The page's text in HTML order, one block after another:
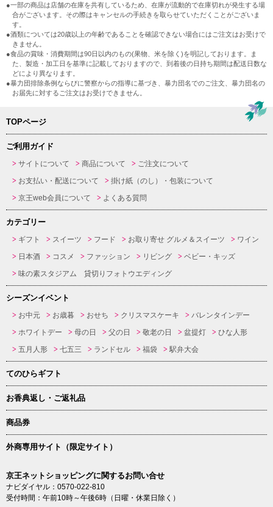
●一部の商品は店舗の在庫を共有しているため、在庫が流動的で在庫切れが発生する場
合がございます。その際はキャンセルの手続きを取らせていただくことがございま
す。
●酒類については20歳以上の年齢であることを確認できない場合にはご注文はお受けで
きません。
●食品の賞味・消費期間は90日以内のもの(果物、米を除く)を明記しております。ま
た、製造・加工日を基準に記載しておりますので、到着後の日持ち期間は配送日数な
どにより異なります。
●暴力団排除条例ならびに警察からの指導に基づき、暴力団名でのご注文、暴力団名の
お届先に対するご注文はお受けできません。
TOPページ
ご利用ガイド
サイトについて 商品について
ご注文について
お支払い・配送について
掛け紙（のし）・包装について
京王web会員について
よくある質問
カテゴリー
ギフト スイーツ フード お取り寄せ グルメ＆スイーツ
ワイン
日本酒
コスメ ファッション リビング
ベビー・キッズ
味の素スタジアム 貸切りフォトウエディング
シーズンイベント
お中元 お歳暮 おせち クリスマスケーキ
バレンタインデー
ホワイトデー
母の日 父の日 敬老の日 盆提灯
ひな人形
五月人形
七五三 ランドセル 福袋 駅弁大会
てのひらギフト
お香典返し・ご返礼品
商品券
外商専用サイト（限定サイト）
京王ネットショッピングに関するお問い合せ
ナビダイヤル：0570-022-810
受付時間：午前10時～午後6時（日曜・休業日除く）